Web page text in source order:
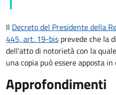
Il Decreto del Presidente della
445, art. 19-bis prevede che la
dell'atto di notorietà con la
una copia può essere apposta
Approfondimenti